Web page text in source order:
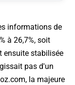
informations de
à 26,7%, soit
ensuite stabilisée
pas d'un
la majeure